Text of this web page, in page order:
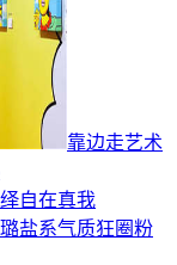
靠边走艺术
自在真我
盐系气质狂圈粉